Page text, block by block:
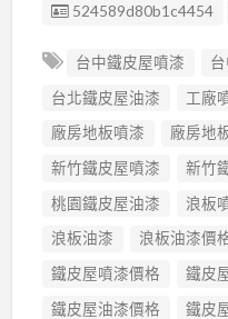
廣告编號
524589d80b1c4454
台中鐵皮屋噴漆
台北鐵皮屋油漆
工廠
廠房地板噴漆
廠房地
新竹鐵皮屋噴漆
新竹
桃園鐵皮屋油漆
浪板
浪板油漆
浪板油漆價
鐵皮屋噴漆價格
鐵皮
鐵皮屋油漆價格
鐵皮